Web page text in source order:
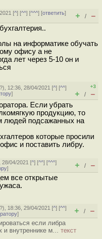
[^] [^^] [^^^] [ответить]
+ / –
на информатике обучать
офису а не
лет через 5-10 он и
?), 12:36, 28/04/2021 [^] [^^]
]
+3
+ / –
Если убрать
продукцию, то
людей подсажанных на
которые просили
и поставить либру.
28/04/2021 [^] [^^] [^^^]
] + / –
все открытые
?), 18:36, 29/04/2021 [^] [^^]
] + / –
если либра
и внутреннике м... текст